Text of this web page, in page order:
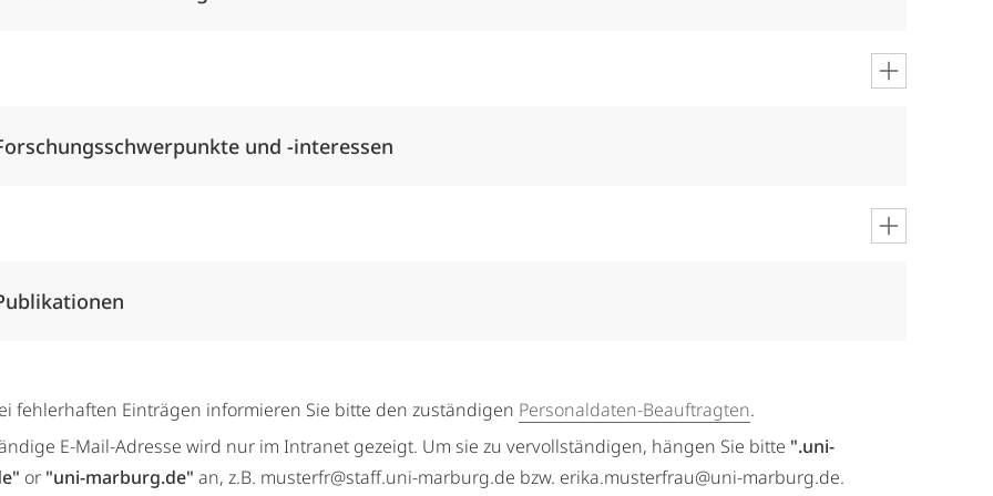
und -interessen
fehlerhaften Einträgen informieren Sie bitte den zuständigen Personaldaten-Beauftragten.
E-Mail-Adresse wird nur im Intranet gezeigt. Um sie zu vervollständigen, hängen Sie bitte ".uni-
or "uni-marburg.de" an, z.B. musterfr@staff.uni-marburg.de bzw. erika.musterfrau@uni-marburg.de.